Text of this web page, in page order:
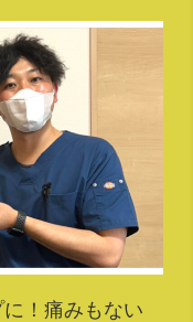
！痛みもない